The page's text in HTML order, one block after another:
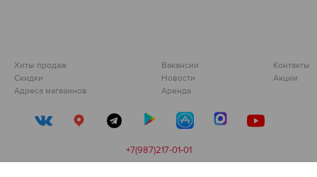
Хиты продаж
Скидки
Адреса магазинов
Вакансии
Новости
Аренда
Контакты
Акции
+7(987)217-01-01